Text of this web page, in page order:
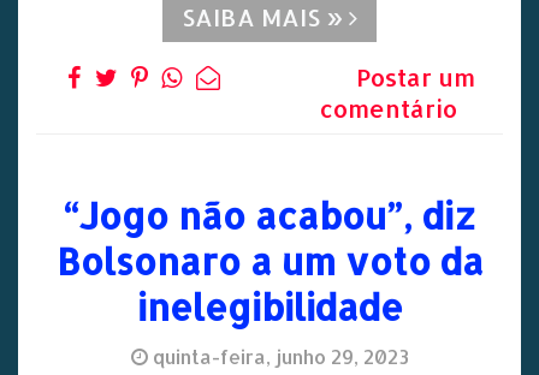
SAIBA MAIS »
Postar um
comentário
“Jogo não acabou”, diz
Bolsonaro a um voto da
inelegibilidade
quinta-feira, junho 29, 2023